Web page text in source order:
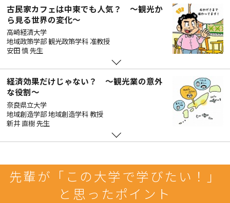
古民家カフェは中東でも人気？ ～観光か
ら見る世界の変化～
高崎経済大学
地域政策学部 観光政策学科 准教授
安田 慎 先生
経済効果だけじゃない？ ～観光業の意外
な役割～
奈良県立大学
地域創造学部 地域創造学科 教授
新井 直樹 先生
先輩が「この大学で学びたい！」
と思ったポイント